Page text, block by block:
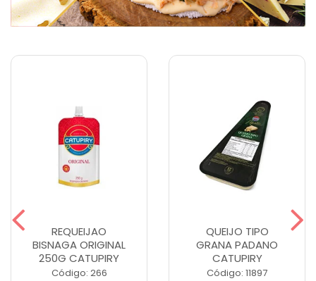
REQUEIJAO
BISNAGA ORIGINAL
250G CATUPIRY
Código: 266
QUEIJO TIPO
GRANA PADANO
CATUPIRY
Código: 11897